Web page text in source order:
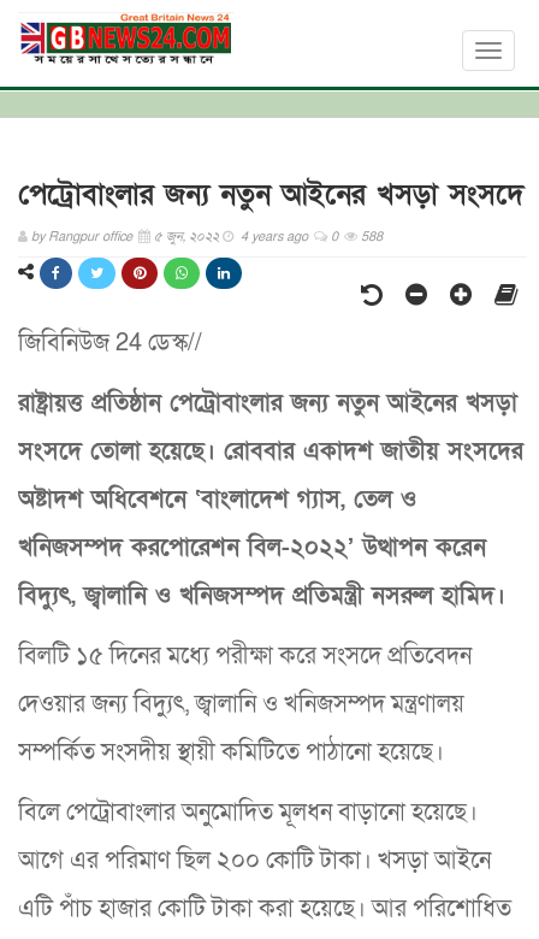
Toggle
পেট্রোবাংলার জন্য নতুন আইনের খসড়া সংসদে
byRangpur office ৫ জুন, ২০২২ 4 years ago 0 588
জিবিনিউজ 24 ডেস্ক//
রাষ্ট্রায়ত্ত প্রতিষ্ঠান পেট্রোবাংলার জন্য নতুন আইনের খসড়া
সংসদে তোলা হয়েছে। রোববার একাদশ জাতীয় সংসদের
অষ্টাদশ অধিবেশনে ‘বাংলাদেশ গ্যাস, তেল ও
খনিজসম্পদ করপোরেশন বিল-২০২২’ উত্থাপন করেন
বিদ্যুৎ, জ্বালানি ও খনিজসম্পদ প্রতিমন্ত্রী নসরুল হামিদ।
বিলটি ১৫ দিনের মধ্যে পরীক্ষা করে সংসদে প্রতিবেদন
দেওয়ার জন্য বিদ্যুৎ, জ্বালানি ও খনিজসম্পদ মন্ত্রণালয়
সম্পর্কিত সংসদীয় স্থায়ী কমিটিতে পাঠানো হয়েছে।
বিলে পেট্রোবাংলার অনুমোদিত মূলধন বাড়ানো হয়েছে।
আগে এর পরিমাণ ছিল ২০০ কোটি টাকা। খসড়া আইনে
এটি পাঁচ হাজার কোটি টাকা করা হয়েছে। আর পরিশোধিত